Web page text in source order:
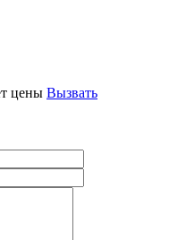
цены Вызвать